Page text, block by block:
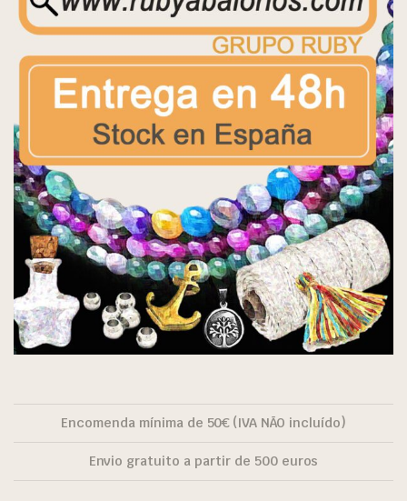
Encomenda mínima de 50€ (IVA NÃO incluído)
Envio gratuito a partir de 500 euros